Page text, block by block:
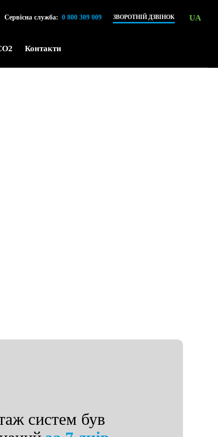
Сервісна служба: 0 800 309 009 ЗВОРОТНІЙ ДЗВІНОК UA
Контакти
систем був